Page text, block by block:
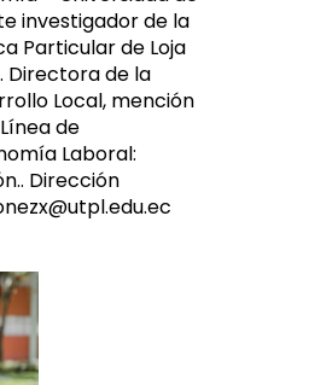
investigador de la
Particular de Loja
Directora de la
Local, mención
de
Laboral:
Dirección